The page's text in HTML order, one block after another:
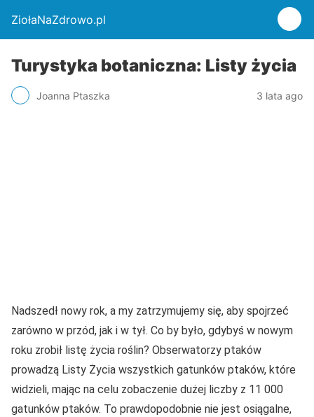
ZiołaNaZdrowo.pl
Turystyka botaniczna: Listy życia
Joanna Ptaszka 3 lata ago
Nadszedł nowy rok, a my zatrzymujemy się, aby spojrzeć
zarówno w przód, jak i w tył. Co by było, gdybyś w nowym
roku zrobił listę życia roślin? Obserwatorzy ptaków
prowadzą Listy Życia wszystkich gatunków ptaków, które
widzieli, mając na celu zobaczenie dużej liczby z 11 000
gatunków ptaków. To prawdopodobnie nie jest osiągalne,